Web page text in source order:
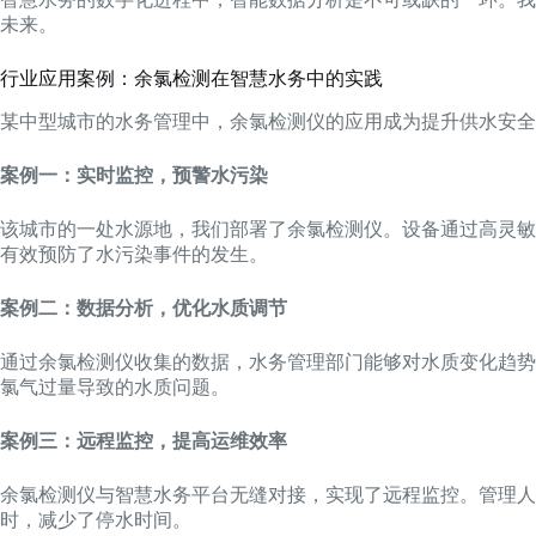
未来。
行业应用案例：余氯检测在智慧水务中的实践
某中型城市的水务管理中，余氯检测仪的应用成为提升供水安
案例一：实时监控，预警水污染
该城市的一处水源地，我们部署了余氯检测仪。设备通过高灵
有效预防了水污染事件的发生。
案例二：数据分析，优化水质调节
通过余氯检测仪收集的数据，水务管理部门能够对水质变化趋
氯气过量导致的水质问题。
案例三：远程监控，提高运维效率
余氯检测仪与智慧水务平台无缝对接，实现了远程监控。管理
时，减少了停水时间。